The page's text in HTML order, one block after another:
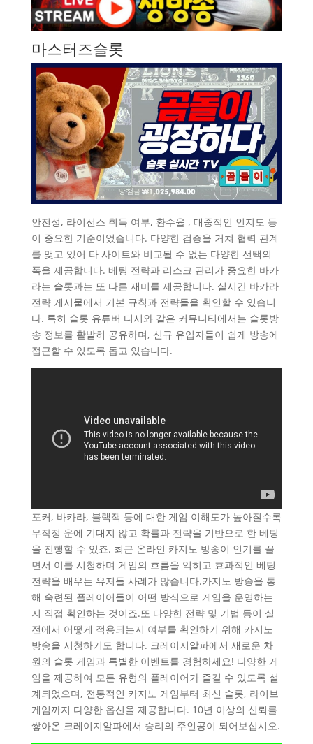
마스터즈슬롯
안전성, 라이선스 취득 여부, 환수율 , 대중적인 인지도 등
이 중요한 기준이었습니다. 다양한 검증을 거쳐 협력 관계
를 맺고 있어 타 사이트와 비교될 수 없는 다양한 선택의
폭을 제공합니다. 베팅 전략과 리스크 관리가 중요한 바카
라는 슬롯과는 또 다른 재미를 제공합니다. 실시간 바카라
전략 게시물에서 기본 규칙과 전략들을 확인할 수 있습니
다. 특히 슬롯 유튜버 디시와 같은 커뮤니티에서는 슬롯방
송 정보를 활발히 공유하며, 신규 유입자들이 쉽게 방송에
접근할 수 있도록 돕고 있습니다.
포커, 바카라, 블랙잭 등에 대한 게임 이해도가 높아질수록
무작정 운에 기대지 않고 확률과 전략을 기반으로 한 베팅
을 진행할 수 있죠. 최근 온라인 카지노 방송이 인기를 끌
면서 이를 시청하며 게임의 흐름을 익히고 효과적인 베팅
전략을 배우는 유저들 사례가 많습니다.카지노 방송을 통
해 숙련된 플레이어들이 어떤 방식으로 게임을 운영하는
지 직접 확인하는 것이죠.또 다양한 전략 및 기법 등이 실
전에서 어떻게 적용되는지 여부를 확인하기 위해 카지노
방송을 시청하기도 합니다. 크레이지알파에서 새로운 차
원의 슬롯 게임과 특별한 이벤트를 경험하세요! 다양한 게
임을 제공하여 모든 유형의 플레이어가 즐길 수 있도록 설
계되었으며, 전통적인 카지노 게임부터 최신 슬롯, 라이브
게임까지 다양한 옵션을 제공합니다. 10년 이상의 신뢰를
쌓아온 크레이지알파에서 승리의 주인공이 되어보십시오.